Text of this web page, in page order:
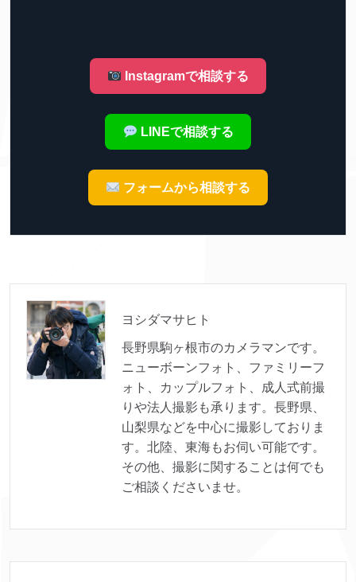
Instagramで相談する
LINEで相談する
フォームから相談する
ヨシダマサヒト
長野県駒ヶ根市のカメラマンです。
ニューボーンフォト、ファミリーフ
ォト、カップルフォト、成人式前撮
りや法人撮影も承ります。長野県、
山梨県などを中心に撮影しておりま
す。北陸、東海もお伺い可能です。
その他、撮影に関することは何でも
ご相談くださいませ。